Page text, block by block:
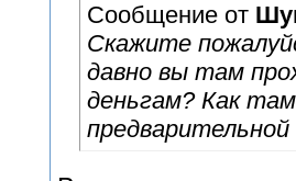
Сообщение от
Скажите
давно вы там
деньгам? Как